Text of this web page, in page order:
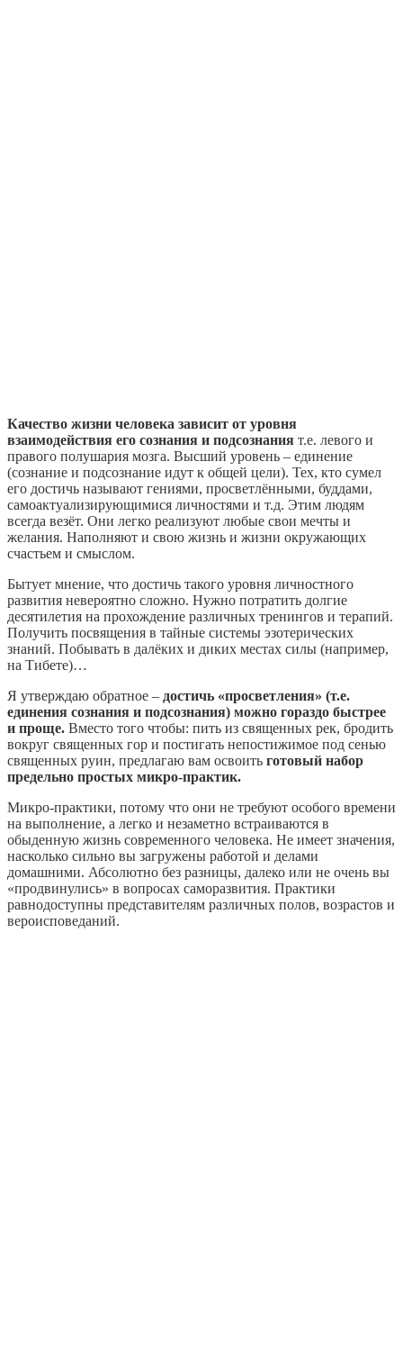
Качество жизни человека зависит от уровня
взаимодействия его сознания и подсознания т.е. левого и
правого полушария мозга. Высший уровень – единение
(сознание и подсознание идут к общей цели). Тех, кто сумел
его достичь называют гениями, просветлёнными, буддами,
самоактуализирующимися личностями и т.д. Этим людям
всегда везёт. Они легко реализуют любые свои мечты и
желания. Наполняют и свою жизнь и жизни окружающих
счастьем и смыслом.
Бытует мнение, что достичь такого уровня личностного
развития невероятно сложно. Нужно потратить долгие
десятилетия на прохождение различных тренингов и терапий.
Получить посвящения в тайные системы эзотерических
знаний. Побывать в далёких и диких местах силы (например,
на Тибете)…
Я утверждаю обратное – достичь «просветления» (т.е.
единения сознания и подсознания) можно гораздо быстрее
и проще. Вместо того чтобы: пить из священных рек, бродить
вокруг священных гор и постигать непостижимое под сенью
священных руин, предлагаю вам освоить готовый набор
предельно простых микро-практик.
Микро-практики, потому что они не требуют особого времени
на выполнение, а легко и незаметно встраиваются в
обыденную жизнь современного человека. Не имеет значения,
насколько сильно вы загружены работой и делами
домашними. Абсолютно без разницы, далеко или не очень вы
«продвинулись» в вопросах саморазвития. Практики
равнодоступны представителям различных полов, возрастов и
вероисповеданий.